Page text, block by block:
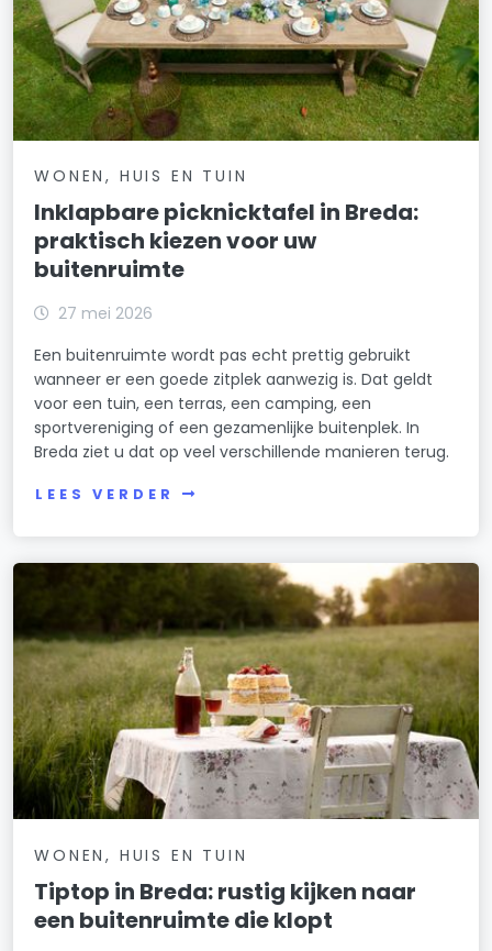
WONEN, HUIS EN TUIN
Inklapbare picknicktafel in Breda:
praktisch kiezen voor uw
buitenruimte
27 mei 2026
Een buitenruimte wordt pas echt prettig gebruikt
wanneer er een goede zitplek aanwezig is. Dat geldt
voor een tuin, een terras, een camping, een
sportvereniging of een gezamenlijke buitenplek. In
Breda ziet u dat op veel verschillende manieren terug.
LEES VERDER
WONEN, HUIS EN TUIN
Tiptop in Breda: rustig kijken naar
een buitenruimte die klopt